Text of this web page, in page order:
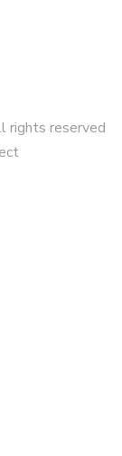
rights reserved